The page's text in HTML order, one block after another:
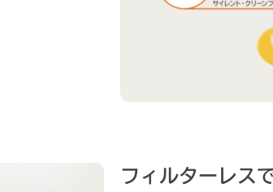
フィルターレス